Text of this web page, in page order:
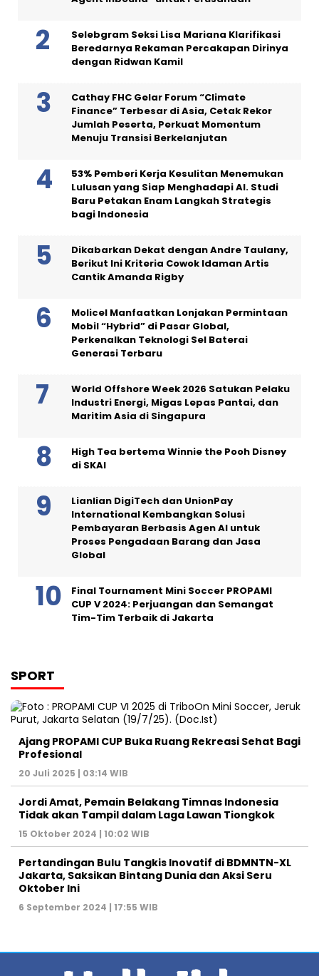
Selebgram Seksi Lisa Mariana Klarifikasi
Beredarnya Rekaman Percakapan Dirinya
dengan Ridwan Kamil
Cathay FHC Gelar Forum “Climate
Finance” Terbesar di Asia, Cetak Rekor
Jumlah Peserta, Perkuat Momentum
Menuju Transisi Berkelanjutan
53% Pemberi Kerja Kesulitan Menemukan
Lulusan yang Siap Menghadapi AI. Studi
Baru Petakan Enam Langkah Strategis
bagi Indonesia
Dikabarkan Dekat dengan Andre Taulany,
Berikut Ini Kriteria Cowok Idaman Artis
Cantik Amanda Rigby
Molicel Manfaatkan Lonjakan Permintaan
Mobil “Hybrid” di Pasar Global,
Perkenalkan Teknologi Sel Baterai
Generasi Terbaru
World Offshore Week 2026 Satukan Pelaku
Industri Energi, Migas Lepas Pantai, dan
Maritim Asia di Singapura
High Tea bertema Winnie the Pooh Disney
di SKAI
Lianlian DigiTech dan UnionPay
International Kembangkan Solusi
Pembayaran Berbasis Agen AI untuk
Proses Pengadaan Barang dan Jasa
Global
Final Tournament Mini Soccer PROPAMI
CUP V 2024: Perjuangan dan Semangat
Tim-Tim Terbaik di Jakarta
SPORT
Ajang PROPAMI CUP Buka Ruang Rekreasi Sehat Bagi
Profesional
20 Juli 2025 | 03:14 WIB
Jordi Amat, Pemain Belakang Timnas Indonesia
Tidak akan Tampil dalam Laga Lawan Tiongkok
15 Oktober 2024 | 10:02 WIB
Pertandingan Bulu Tangkis Inovatif di BDMNTN-XL
Jakarta, Saksikan Bintang Dunia dan Aksi Seru
Oktober Ini
6 September 2024 | 17:55 WIB